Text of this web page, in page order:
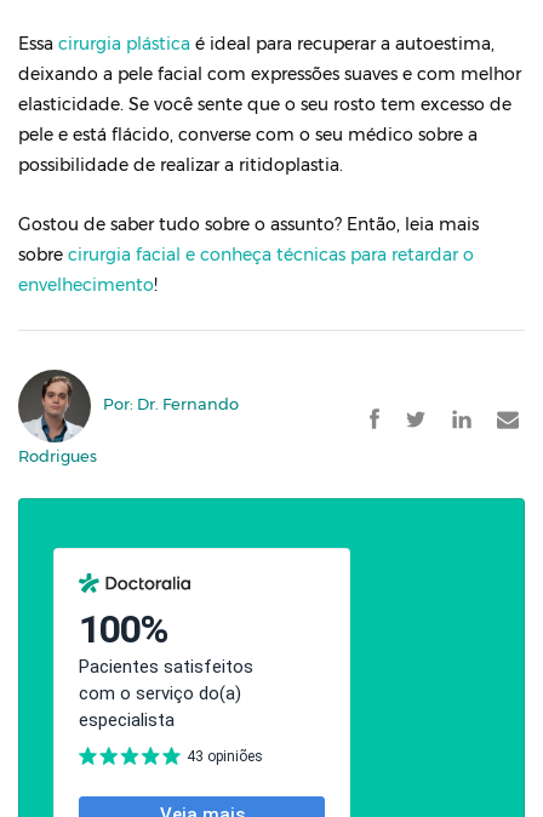
Essa cirurgia plástica é ideal para recuperar a autoestima,
deixando a pele facial com expressões suaves e com melhor
elasticidade. Se você sente que o seu rosto tem excesso de
pele e está flácido, converse com o seu médico sobre a
possibilidade de realizar a ritidoplastia.
Gostou de saber tudo sobre o assunto? Então, leia mais
sobre cirurgia facial e conheça técnicas para retardar o
envelhecimento!
Por: Dr. Fernando
Rodrigues